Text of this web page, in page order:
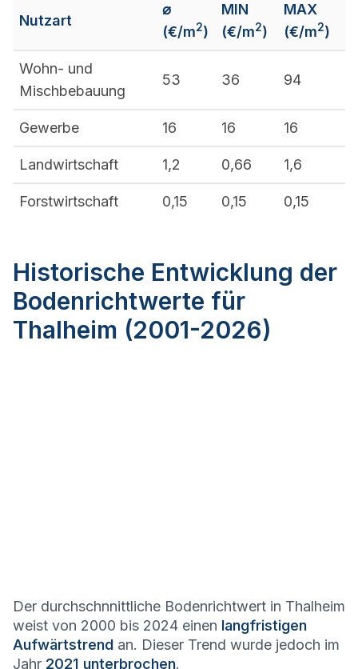
Nutzart
⌀
(€/m2)
MIN
(€/m2)
MAX
(€/m2)
Wohn- und
Mischbebauung
53 36 94
Gewerbe 16 16 16
Landwirtschaft 1,2 0,66 1,6
Forstwirtschaft 0,15 0,15 0,15
Historische Entwicklung der
Bodenrichtwerte für
Thalheim (2001-2026)
Der durchschnnittliche Bodenrichtwert in Thalheim
weist von 2000 bis 2024 einen langfristigen
Aufwärtstrend an. Dieser Trend wurde jedoch im
Jahr 2021 unterbrochen.